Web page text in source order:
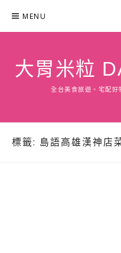
content
MENU
大胃米粒
全台美食旅遊。宅配好
標籤: 島語高雄漢神店